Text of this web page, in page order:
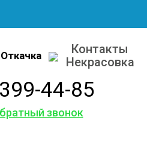
Откачка
Контакты
Некрасовка
44-85
звонок